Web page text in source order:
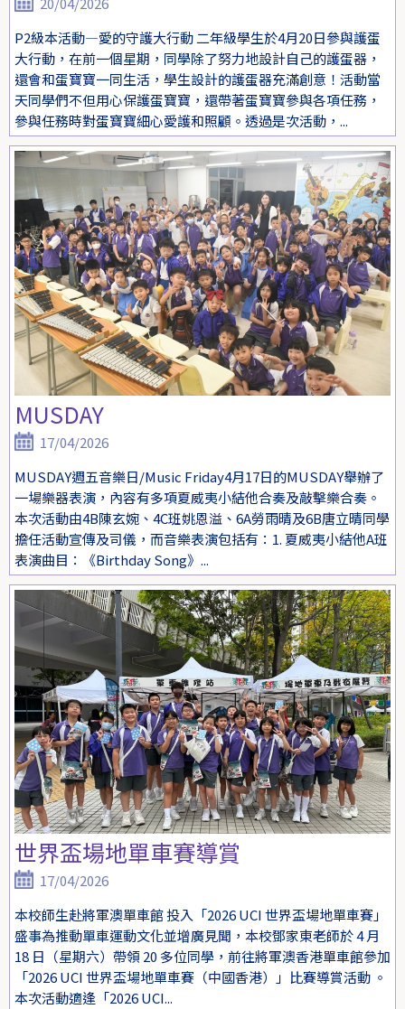
P2級本活動—愛的守護大行動 二年級學生於4月20日參與護蛋
大行動，在前一個星期，同學除了努力地設計自己的護蛋器，
還會和蛋寶寶一同生活，學生設計的護蛋器充滿創意！活動當
天同學們不但用心保護蛋寶寶，還帶著蛋寶寶參與各項任務，
參與任務時對蛋寶寶細心愛護和照顧。透過是次活動，...
MUSDAY
17/04/2026
MUSDAY週五音樂日/Music Friday4月17日的MUSDAY舉辦了
一場樂器表演，內容有多項夏威夷小結他合奏及敲擊樂合奏。
本次活動由4B陳玄婉、4C班姚恩溢、6A勞雨晴及6B唐立晴同學
擔任活動宣傳及司儀，而音樂表演包括有：1. 夏威夷小結他A班
表演曲目：《Birthday Song》...
世界盃場地單車賽導賞
17/04/2026
本校師生赴將軍澳單車館 投入「2026 UCI 世界盃場地單車賽」
盛事為推動單車運動文化並增廣見聞，本校鄧家東老師於 4 月
18 日（星期六）帶領 20 多位同學，前往將軍澳香港單車館參加
「2026 UCI 世界盃場地單車賽（中國香港）」比賽導賞活動 。
本次活動適逢「2026 UCI...